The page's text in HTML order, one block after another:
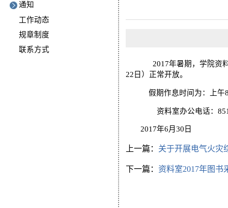
通知
工作动态
规章制度
联系方式
2017年暑期，学院资料
22日）正常开放。
假期作息时间为：上午
资料室办公电话：
2017年6月30日
上一篇： 关于开展电气火灾
下一篇： 资料室2017年图书